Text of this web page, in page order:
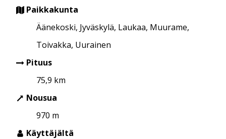
Paikkakunta
Äänekoski, Jyväskylä, Laukaa, Muurame,
Toivakka, Uurainen
Pituus
75,9 km
Nousua
970 m
Käyttäjältä